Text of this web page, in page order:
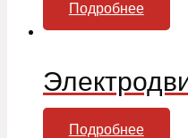
Подробнее
Подробнее